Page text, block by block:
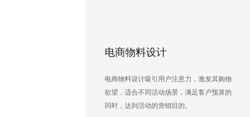
电商物料设计
电商物料设计吸引用户注意力，激发其购物
欲望，适合不同活动场景，满足客户预算的
同时，达到活动的营销目的。